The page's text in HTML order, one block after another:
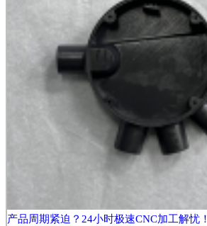
产品周期紧迫？24小时极速CNC加工解忧！